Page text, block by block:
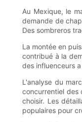
Au Mexique, le
demande de
Des sombreros
La montée en
contribué à la
des influenceurs
L'analyse du
concurrentiel des
choisir. Les
populaires pour